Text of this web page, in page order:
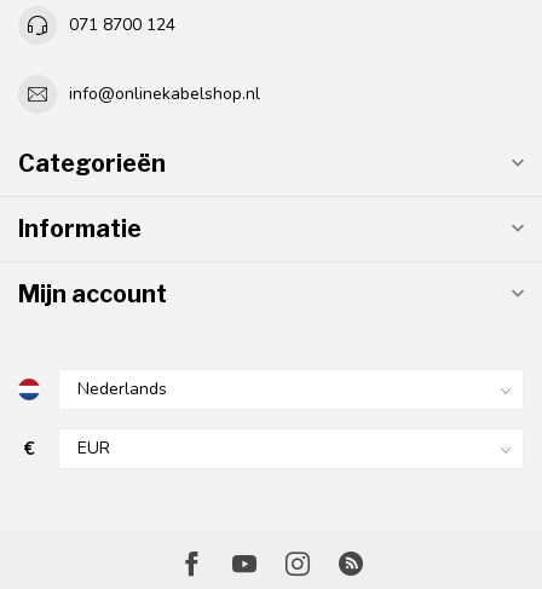
071 8700 124
info@onlinekabelshop.nl
Categorieën
Informatie
Mijn account
€